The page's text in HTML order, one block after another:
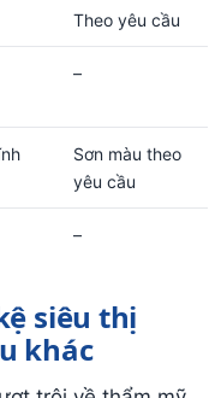
Theo yêu cầu
–
Sơn màu theo
yêu cầu
–
siêu thị
khác